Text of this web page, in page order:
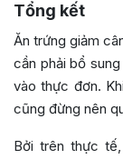
Tổng kết
Ăn trứng giảm
cần phải bổ
vào thực đơn.
cũng đừng nên
Bởi trên thực